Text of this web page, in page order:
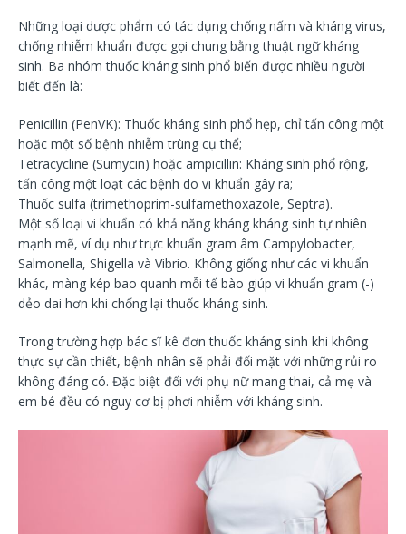
Những loại dược phẩm có tác dụng chống nấm và kháng virus,
chống nhiễm khuẩn được gọi chung bằng thuật ngữ kháng
sinh. Ba nhóm thuốc kháng sinh phổ biến được nhiều người
biết đến là:
Penicillin (PenVK): Thuốc kháng sinh phổ hẹp, chỉ tấn công một
hoặc một số bệnh nhiễm trùng cụ thể;
Tetracycline (Sumycin) hoặc ampicillin: Kháng sinh phổ rộng,
tấn công một loạt các bệnh do vi khuẩn gây ra;
Thuốc sulfa (trimethoprim-sulfamethoxazole, Septra).
Một số loại vi khuẩn có khả năng kháng kháng sinh tự nhiên
mạnh mẽ, ví dụ như trực khuẩn gram âm Campylobacter,
Salmonella, Shigella và Vibrio. Không giống như các vi khuẩn
khác, màng kép bao quanh mỗi tế bào giúp vi khuẩn gram (-)
dẻo dai hơn khi chống lại thuốc kháng sinh.
Trong trường hợp bác sĩ kê đơn thuốc kháng sinh khi không
thực sự cần thiết, bệnh nhân sẽ phải đối mặt với những rủi ro
không đáng có. Đặc biệt đối với phụ nữ mang thai, cả mẹ và
em bé đều có nguy cơ bị phơi nhiễm với kháng sinh.